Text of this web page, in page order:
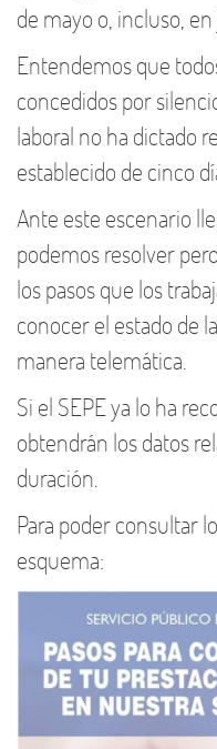
de mayo o, incluso, en
Entendemos que
concedidos por
laboral no ha dictado
establecido de cinco
Ante este escenario
podemos resolver
los pasos que los
conocer el estado de
manera telemática.
Si el SEPE ya lo ha
obtendrán los datos
duración.
Para poder consultar
esquema: